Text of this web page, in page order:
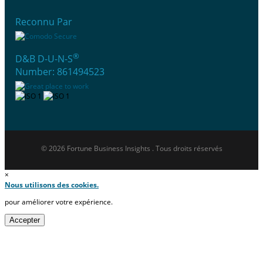
Reconnu Par
D&B D-U-N-S®
Number: 861494523
© 2026 Fortune Business Insights . Tous droits réservés
×
Nous utilisons des cookies.
pour améliorer votre expérience.
Accepter